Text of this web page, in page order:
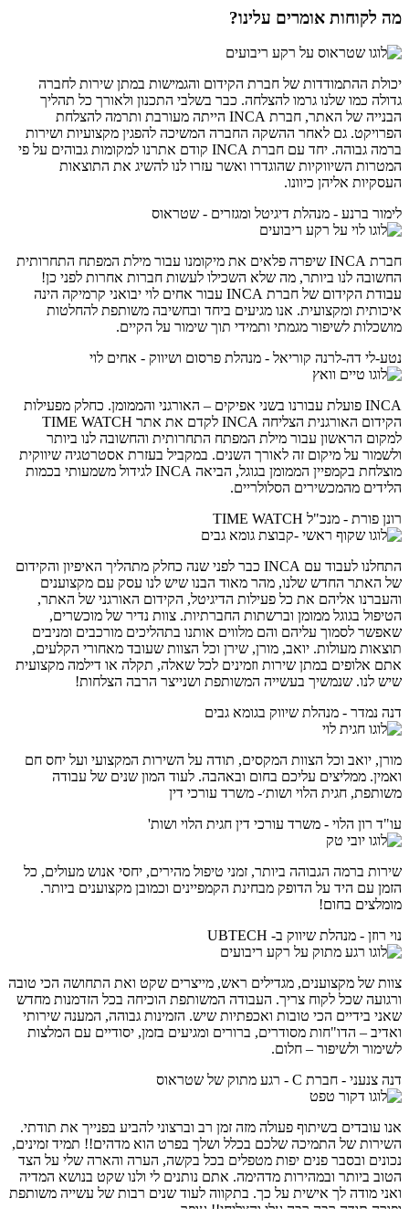
מה לקוחות אומרים עלינו?
יכולת ההתמודדות של חברת הקידום והגמישות במתן שירות לחברה
גדולה כמו שלנו גרמו להצלחה. כבר בשלבי התכנון ולאורך כל תהליך
הבנייה של האתר, חברת INCA הייתה מעורבת ותרמה להצלחת
הפרויקט. גם לאחר ההשקה החברה המשיכה להפגין מקצועיות ושירות
ברמה גבוהה. יחד עם חברת INCA קודם אתרנו למקומות גבוהים על פי
המטרות השיווקיות שהוגדרו ואשר עזרו לנו להשיג את התוצאות
העסקיות אליהן כיוונו.
לימור ברנע - מנהלת דיגיטל ומגזרים - שטראוס
חברת INCA שיפרה פלאים את מיקומנו עבור מילת המפתח התחרותית
החשובה לנו ביותר, מה שלא השכילו לעשות חברות אחרות לפני כן!
עבודת הקידום של חברת INCA עבור אחים לוי יבואני קרמיקה הינה
איכותית ומקצועית. אנו מגיעים ביחד ובחשיבה משותפת להחלטות
מושכלות לשיפור מגמתי ותמידי תוך שימור על הקיים.
נטע-לי דה-לרנה קוריאל - מנהלת פרסום ושיווק - אחים לוי
INCA פועלת עבורנו בשני אפיקים – האורגני והממומן. כחלק מפעילות
הקידום האורגנית הצליחה INCA לקדם את אתר TIME WATCH
למקום הראשון עבור מילת המפתח התחרותית והחשובה לנו ביותר
ולשמור על מיקום זה לאורך השנים. במקביל בעזרת אסטרטגיה שיווקית
מוצלחת בקמפיין הממומן בגוגל, הביאה INCA לגידול משמעותי בכמות
הלידים מהמכשירים הסלולריים.
רונן פורת - מנכ"ל TIME WATCH
התחלנו לעבוד עם INCA כבר לפני שנה כחלק מתהליך האיפיון והקידום
של האתר החדש שלנו, מהר מאוד הבנו שיש לנו עסק עם מקצוענים
והעברנו אליהם את כל פעילות הדיגיטל, הקידום האורגני של האתר,
הטיפול בגוגל ממומן וברשתות החברתיות. צוות נדיר של מוכשרים,
שאפשר לסמוך עליהם והם מלווים אותנו בתהליכים מורכבים ומניבים
תוצאות מעולות. יואב, מורן, שירן וכל הצוות שעובד מאחורי הקלעים,
אתם אלופים במתן שירות וזמינים לכל שאלה, תקלה או דילמה מקצועית
שיש לנו. שנמשיך בעשייה המשותפת ושנייצר הרבה הצלחות!
דנה נמדר - מנהלת שיווק בגומא גבים
מורן, יואב וכל הצוות המקסים, תודה על השירות המקצועי ועל יחס חם
ואמין. ממליצים עליכם בחום ובאהבה. לעוד המון שנים של עבודה
משותפת, חגית הלוי ושות׳- משרד עורכי דין
עו"ד רון הלוי - משרד עורכי דין חגית הלוי ושות'
שירות ברמה הגבוהה ביותר, זמני טיפול מהירים, יחסי אנוש מעולים, כל
הזמן עם היד על הדופק מבחינת הקמפיינים וכמובן מקצוענים ביותר.
מומלצים בחום!
נוי רוזן - מנהלת שיווק ב- UBTECH
צוות של מקצוענים, מגדילים ראש, מייצרים שקט ואת התחושה הכי טובה
ורגועה שכל לקוח צריך. העבודה המשותפת הוכיחה בכל הזדמנות מחדש
שאני בידיים הכי טובות ואכפתיות שיש. הזמינות גבוהה, המענה שירותי
ואדיב – הדו"חות מסודרים, ברורים ומגיעים בזמן, יסודיים עם המלצות
לשימור ולשיפור – חלום.
דנה צנעני - חברת C - רגע מתוק של שטראוס
אנו עובדים בשיתוף פעולה מזה זמן רב וברצוני להביע בפנייך את תודתי.
השירות של התמיכה שלכם בכלל ושלך בפרט הוא מדהים!! תמיד זמינים,
נכונים ובסבר פנים יפות מטפלים בכל בקשה, הערה והארה שלי על הצד
הטוב ביותר ובמהירות מדהימה. אתם נותנים לי ולנו שקט בנושא המדיה
ואני מודה לך אישית על כך. בתקווה לעוד שנים רבות של עשייה משותפת